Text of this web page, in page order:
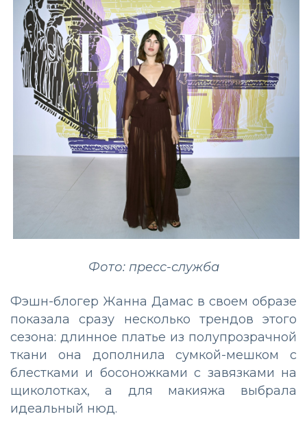
Фото: пресс-служба
Фэшн-блогер Жанна Дамас в своем образе
показала сразу несколько трендов этого
сезона: длинное платье из полупрозрачной
ткани она дополнила сумкой-мешком с
блестками и босоножками с завязками на
щиколотках, а для макияжа выбрала
идеальный нюд.